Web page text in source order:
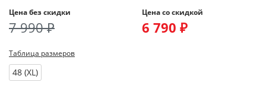
Цена без скидки
7 990 ₽
Цена со скидкой
6 790 ₽
Таблица размеров
48 (XL)